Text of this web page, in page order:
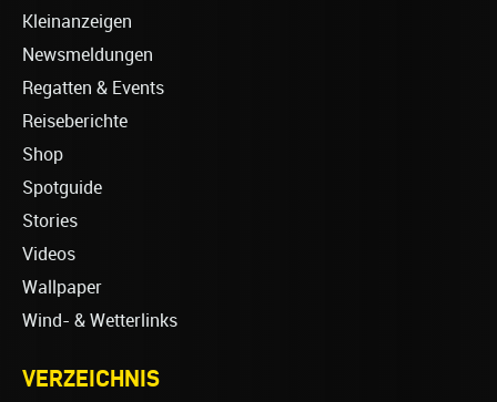
Kleinanzeigen
Newsmeldungen
Regatten & Events
Reiseberichte
Shop
Spotguide
Stories
Videos
Wallpaper
Wind- & Wetterlinks
VERZEICHNIS